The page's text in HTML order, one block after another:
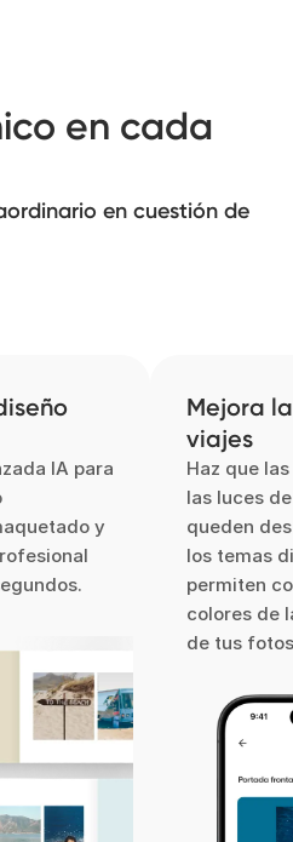
en cada
en cuestión de
IA para
y
Mejora
viajes
Haz que
las luces
queden
los temas
permiten
colores de
de tus